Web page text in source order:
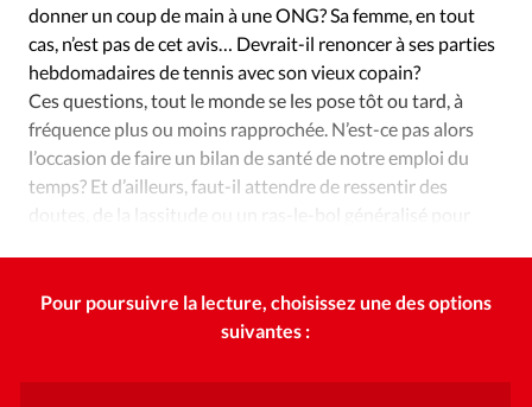
donner un coup de main à une ONG? Sa femme, en tout
cas, n’est pas de cet avis… Devrait-il renoncer à ses parties
hebdomadaires de tennis avec son vieux copain?
Ces questions, tout le monde se les pose tôt ou tard, à
fréquence plus ou moins rapprochée. N’est-ce pas alors
l’occasion de faire un bilan de santé de notre emploi du
temps? Et d’ailleurs, faut-il attendre de ressentir des
doutes, de la lassitude ou un ras-le-bol généralisé pour
Pour poursuivre la lecture, choisissez une des options
suivantes :